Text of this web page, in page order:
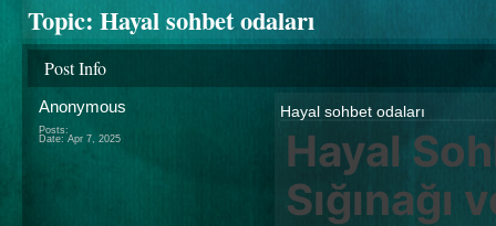
Topic: Hayal sohbet odaları
Post Info
Anonymous
Posts:
Date: Apr 7, 2025
Hayal sohbet odaları
Hayal
Sığınağı